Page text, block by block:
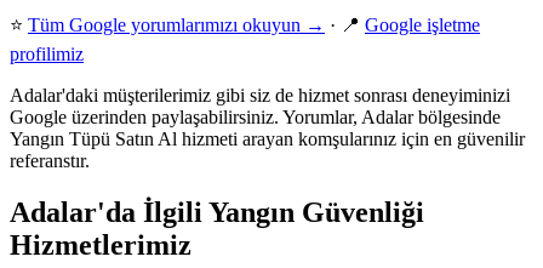
⭐ Tüm Google yorumlarımızı okuyun → · 📍 Google işletme
profilimiz
Adalar'daki müşterilerimiz gibi siz de hizmet sonrası deneyiminizi
Google üzerinden paylaşabilirsiniz. Yorumlar, Adalar bölgesinde
Yangın Tüpü Satın Al hizmeti arayan komşularınız için en güvenilir
referanstır.
Adalar'da İlgili Yangın Güvenliği
Hizmetlerimiz